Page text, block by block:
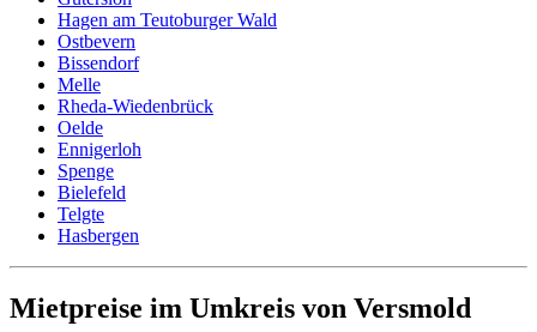
Hagen am Teutoburger Wald
Ostbevern
Bissendorf
Melle
Rheda-Wiedenbrück
Oelde
Ennigerloh
Spenge
Bielefeld
Telgte
Hasbergen
Mietpreise im Umkreis von Versmold